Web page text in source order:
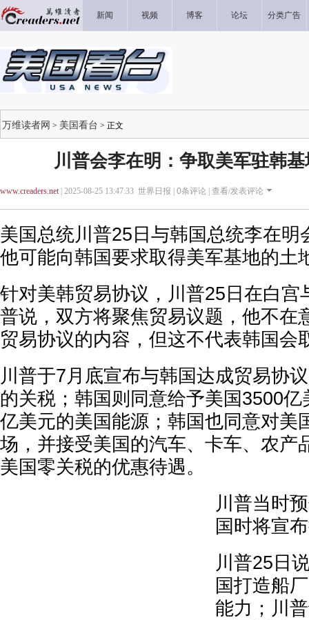
新闻 视频 博客 论坛 分类广告
万维读者网 > 美国看台 > 正文
川普会李在明：争取美军驻韩
www.creaders.net| 2025-08-25 13:47:33 世界日报 | 0条评论 | 查看/发表评论
美国总统川普25日与韩国总统李在明
他可能向韩国要求取得美军基地的土
针对美韩贸易协议，川普25日在白宫
普说，双方将聚焦贸易议题，他不在
贸易协议的内容，但这不代表韩国会
川普于7月底宣布与韩国达成贸易协
的关税；韩国则同意给予美国3500
亿美元的美国能源；韩国也同意对美
场，并接受美国的汽车、卡车、农产
美国零关税的优惠待遇。
川普当时
国时将宣
川普25日
国打造船
能力；川